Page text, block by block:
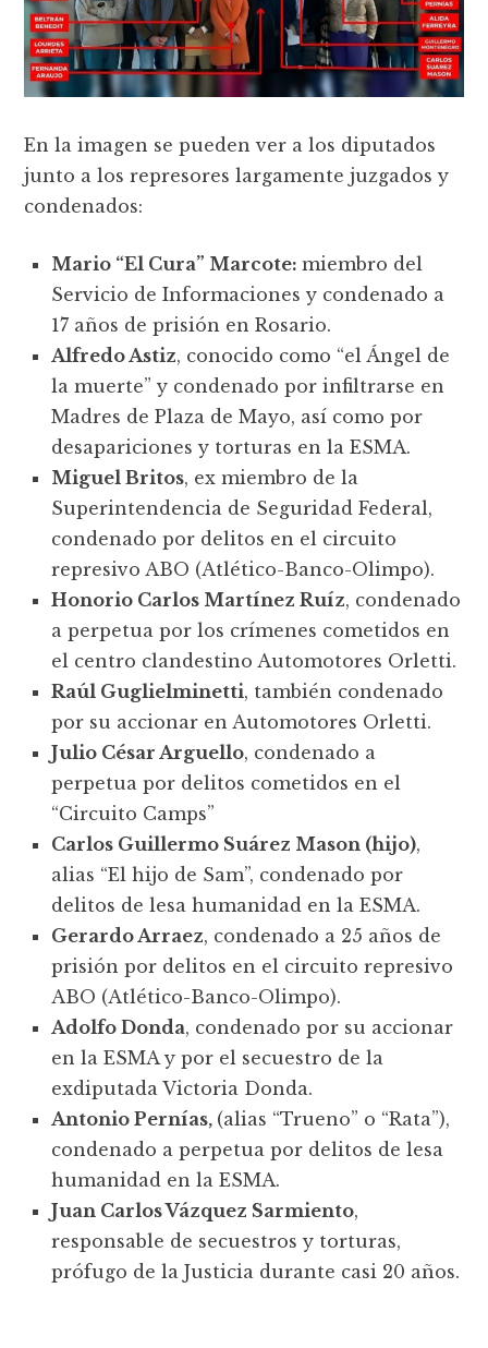
En la imagen se pueden ver a los diputados
junto a los represores largamente juzgados y
condenados:
Mario “El Cura” Marcote:miembro del
Servicio de Informaciones y condenado a
17 años de prisión en Rosario.
Alfredo Astiz, conocido como “el Ángel de
la muerte” y condenado por infiltrarse en
Madres de Plaza de Mayo, así como por
desapariciones y torturas en la ESMA.
Miguel Britos, ex miembro de la
Superintendencia de Seguridad Federal,
condenado por delitos en el circuito
represivo ABO (Atlético-Banco-Olimpo).
Honorio Carlos Martínez Ruíz, condenado
a perpetua por los crímenes cometidos en
el centro clandestino Automotores Orletti.
Raúl Guglielminetti, también condenado
por su accionar en Automotores Orletti.
Julio César Arguello, condenado a
perpetua por delitos cometidos en el
“Circuito Camps”
Carlos Guillermo Suárez Mason (hijo),
alias “El hijo de Sam”, condenado por
delitos de lesa humanidad en la ESMA.
Gerardo Arraez, condenado a 25 años de
prisión por delitos en el circuito represivo
ABO (Atlético-Banco-Olimpo).
Adolfo Donda, condenado por su accionar
en la ESMA y por el secuestro de la
exdiputada Victoria Donda.
Antonio Pernías, (alias “Trueno” o “Rata”),
condenado a perpetua por delitos de lesa
humanidad en la ESMA.
Juan Carlos Vázquez Sarmiento,
responsable de secuestros y torturas,
prófugo de la Justicia durante casi 20 años.